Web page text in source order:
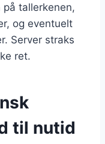
tallerkenen,
og eventuelt
Server straks
ret.
til nutid